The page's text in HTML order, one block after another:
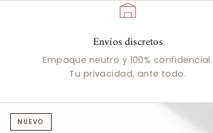
Envíos discretos
Empaque neutro y 100% confidencial.
Tu privacidad, ante todo.
NUEVO